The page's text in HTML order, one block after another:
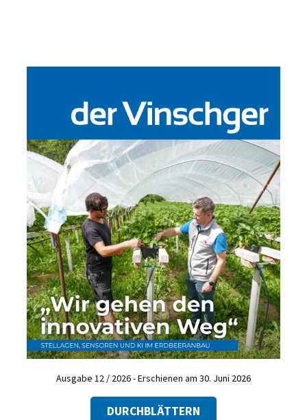
Ausgabe 12 / 2026 - Erschienen am 30. Juni 2026
DURCHBLÄTTERN